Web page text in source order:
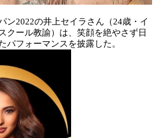
ン2022の井上セイラさん（24歳・イ
クール教諭）は、笑顔を絶やさず日
パフォーマンスを披露した。